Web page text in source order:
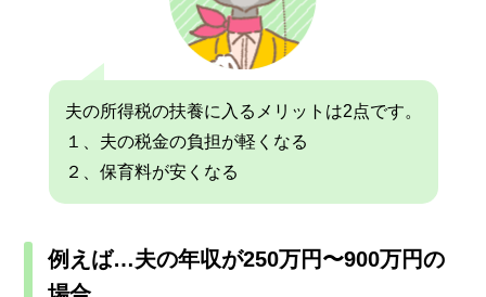
夫の所得税の扶養に入るメリットは2点です。
１、夫の税金の負担が軽くなる
２、保育料が安くなる
例えば…夫の年収が250万円〜900万円の